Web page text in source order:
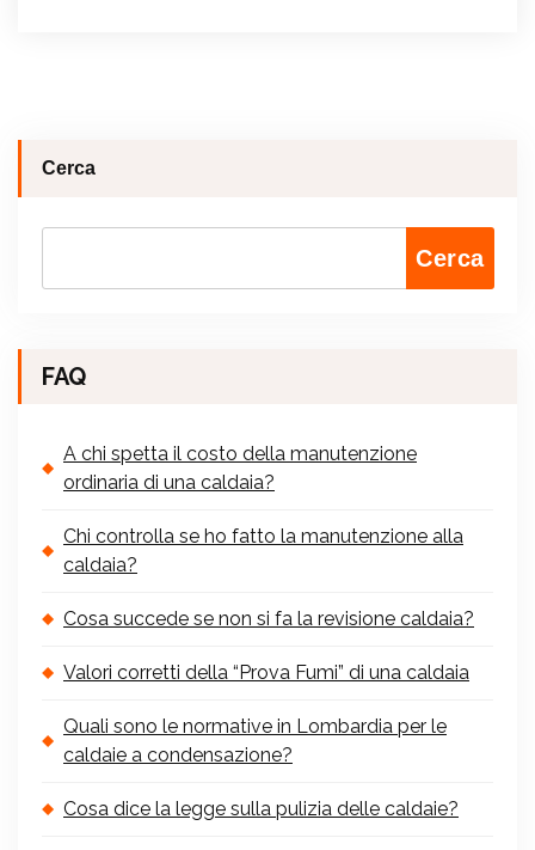
Cerca
Cerca
FAQ
A chi spetta il costo della manutenzione
ordinaria di una caldaia?
Chi controlla se ho fatto la manutenzione alla
caldaia?
Cosa succede se non si fa la revisione caldaia?
Valori corretti della “Prova Fumi” di una caldaia
Quali sono le normative in Lombardia per le
caldaie a condensazione?
Cosa dice la legge sulla pulizia delle caldaie?